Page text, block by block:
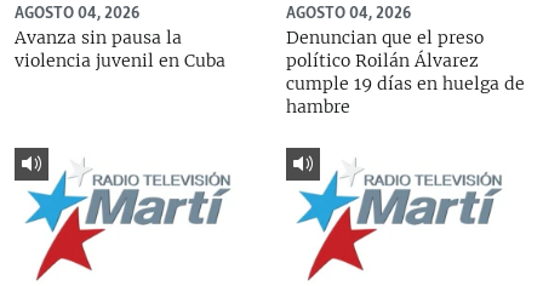
AGOSTO 04, 2026
Avanza sin pausa la
violencia juvenil en Cuba
AGOSTO 04, 2026
Denuncian que el preso
político Roilán Álvarez
cumple 19 días en huelga de
hambre